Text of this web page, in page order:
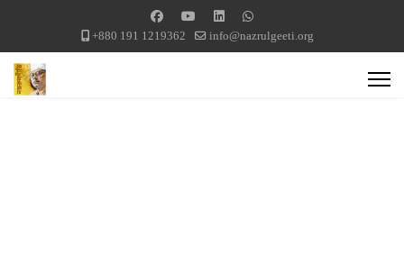
+880 191 1219362 info@nazrulgeeti.org